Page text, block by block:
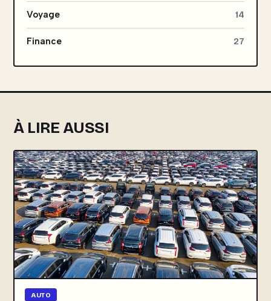
Voyage 14
Finance 27
À LIRE AUSSI
AUTO